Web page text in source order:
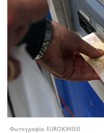
Φωτογραφία: EUROKINISSI